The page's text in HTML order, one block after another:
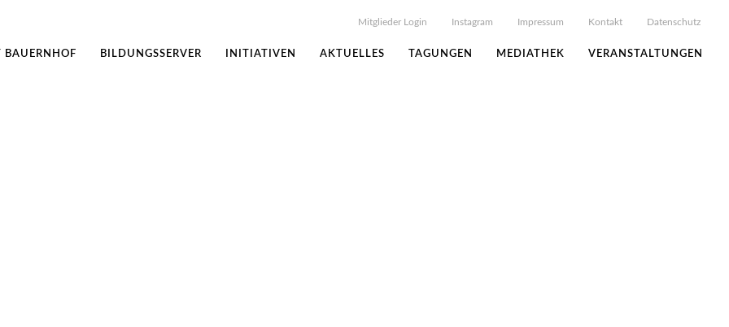
Mitglieder Login Instagram Impressum Kontakt Datenschutz
BAUERNHOF BILDUNGSSERVER INITIATIVEN AKTUELLES TAGUNGEN MEDIATHEK VERANSTALTUNGEN